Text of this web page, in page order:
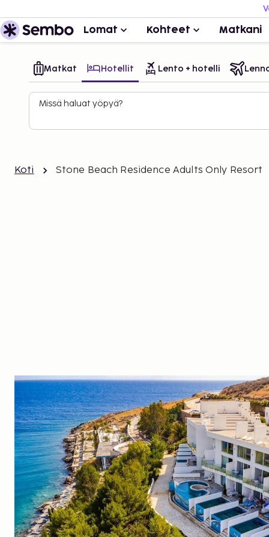
Lomat Kohteet Matkani
Matkat Hotellit Lento + hotelli
Missä haluat yöpyä?
Koti Stone Beach Residence Adults Only Resort